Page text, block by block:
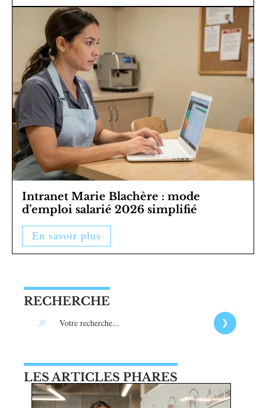
Intranet Marie Blachère : mode
d’emploi salarié 2026 simplifié
En savoir plus
RECHERCHE
LES ARTICLES PHARES